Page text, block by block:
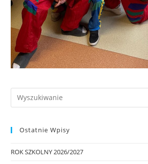
Ostatnie Wpisy
ROK SZKOLNY 2026/2027